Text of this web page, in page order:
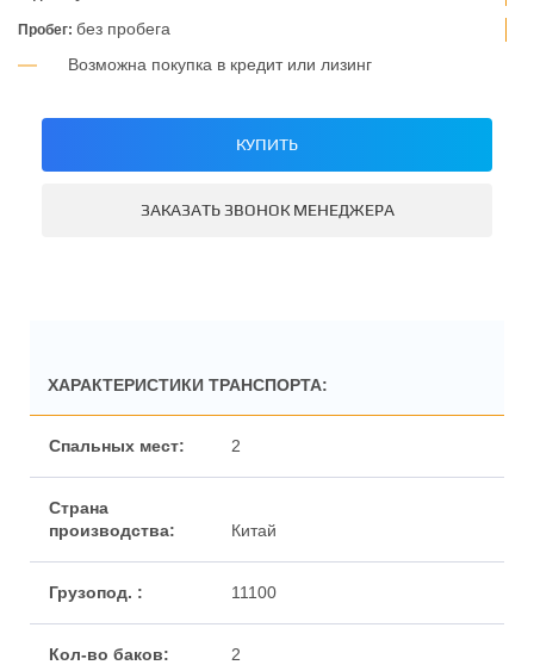
Пробег: без пробега
Возможна покупка в кредит или лизинг
КУПИТЬ
ЗАКАЗАТЬ ЗВОНОК МЕНЕДЖЕРА
ХАРАКТЕРИСТИКИ ТРАНСПОРТА:
2
Китай
11100
2